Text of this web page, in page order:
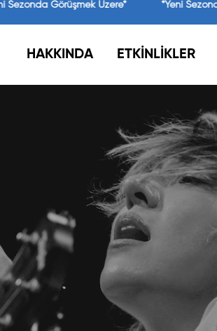
Sezonda Görüşmek Üzere* *Yeni
HAKKINDA ETKİNLİKLER